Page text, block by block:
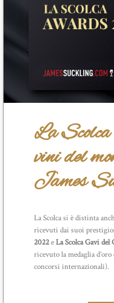
La
vini del
James
La Scolca si è distinta
ricevuti dai suoi
2022eLa Scolca Gavi
ricevuto la medaglia
concorsi internazionali).